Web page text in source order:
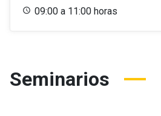
09:00 a 11:00 horas
Seminarios